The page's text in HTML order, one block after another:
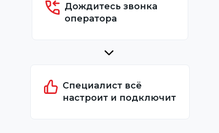
Дождитесь звонка
оператора
Специалист всё
настроит и подключит